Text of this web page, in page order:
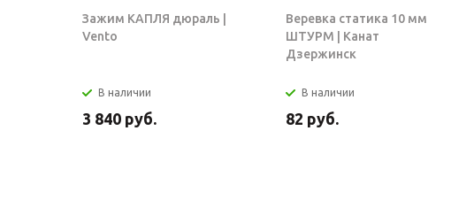
Зажим КАПЛЯ дюраль |
Vento
В наличии
3 840 руб.
Веревка статика 10 мм
ШТУРМ | Канат
Дзержинск
В наличии
82 руб.